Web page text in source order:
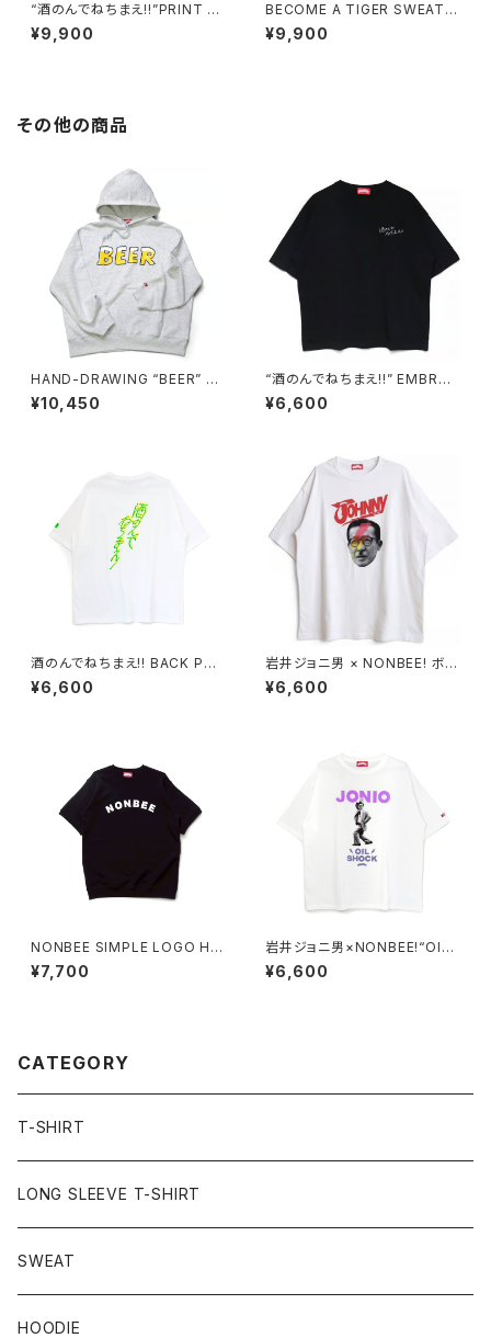
“酒のんでねちまえ!!”PRINT S
WEAT white/pink
¥9,900
BECOME A TIGER SWEAT g
reen/pastel-pink
¥9,900
その他の商品
HAND-DRAWING “BEER” H
OODIE ash-grey
¥10,450
“酒のんでねちまえ!!” EMBROI
DERED TEE OVER SIZE bla
ck
¥6,600
酒のんでねちまえ!! BACK PRI
NT TEE white/new neon-c
olor
¥6,600
岩井ジョニ男 × NONBEE! ボウ
イ風 COLLAB TEE white/re
d
¥6,600
NONBEE SIMPLE LOGO HA
¥7,700
岩井ジョニ男×NONBEE!“OIL
SHOCK” TEE white/purple
¥6,600
CATEGORY
T-SHIRT
LONG SLEEVE T-SHIRT
SWEAT
HOODIE